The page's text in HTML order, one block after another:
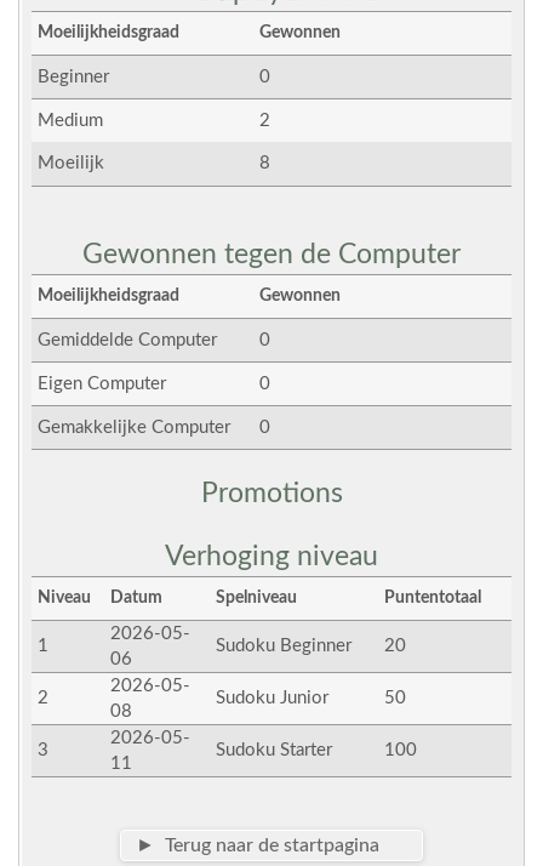
Moeilijkheidsgraad Gewonnen
Beginner 0
Medium 2
Moeilijk 8
Gewonnen tegen de Computer
Moeilijkheidsgraad Gewonnen
Gemiddelde Computer 0
Eigen Computer 0
Gemakkelijke Computer 0
Promotions
Verhoging niveau
Niveau Datum Spelniveau Puntentotaal
1
2026-05-
06
Sudoku Beginner 20
2
2026-05-
08
Sudoku Junior 50
3
2026-05-
11
Sudoku Starter 100
► Terug naar de startpagina